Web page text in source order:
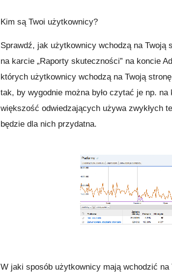
Kim są Twoi użytkownicy?
Sprawdź, jak użytkownicy wchodzą na Twoją
na karcie „Raporty skuteczności” na koncie
których użytkownicy wchodzą na Twoją
tak, by wygodnie można było czytać je np.
większość odwiedzających używa zwykłych
będzie dla nich przydatna.
W jaki sposób użytkownicy mają wchodzić